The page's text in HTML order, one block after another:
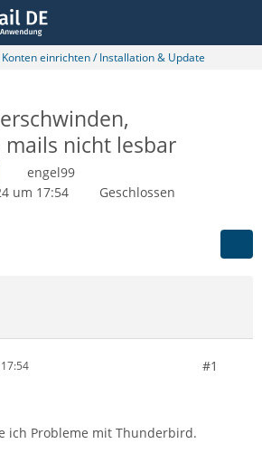
einrichten / Installation & Update
nicht lesbar
engel99
um 17:54
Geschlossen
#1
ich Probleme mit Thunderbird.